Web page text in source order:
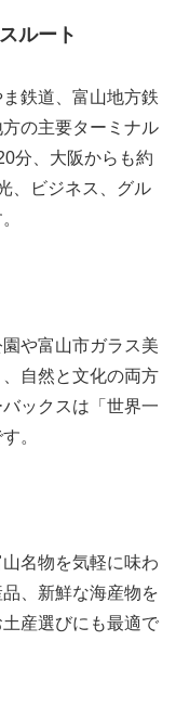
ルート
鉄道、富山地方鉄
の主要ターミナル
分、大阪からも約
、ビジネス、グル
や富山市ガラス美
自然と文化の両方
ックスは「世界一
。
名物を気軽に味わ
、新鮮な海産物を
産選びにも最適で